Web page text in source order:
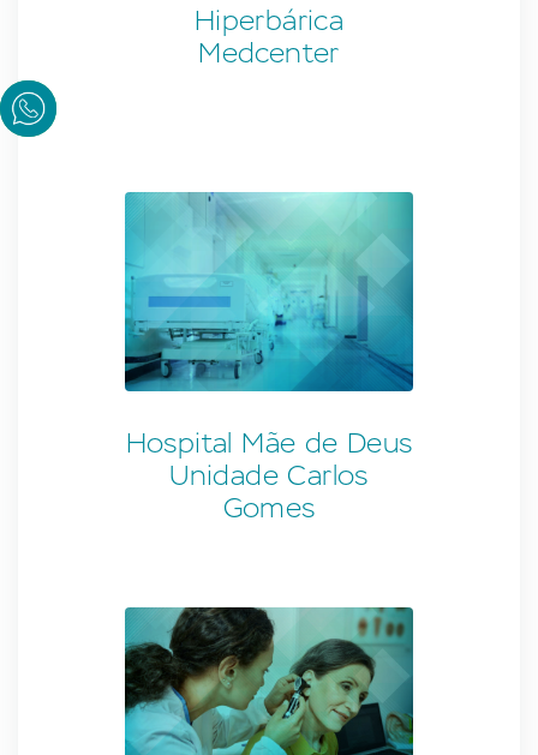
Hiperbárica
Medcenter
Hospital Mãe de Deus
Unidade Carlos
Gomes